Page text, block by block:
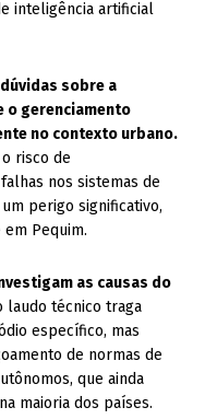
inteligência artificial
sobre a
o gerenciamento
no contexto urbano.
risco de
nos sistemas de
perigo significativo,
Pequim.
as causas do
laudo técnico traga
específico, mas
de normas de
que ainda
maioria dos países.